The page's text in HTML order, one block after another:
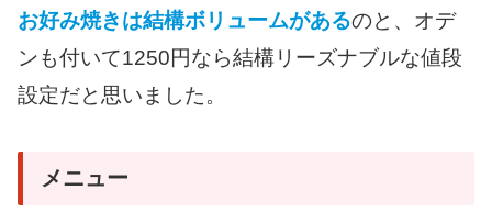
お好み焼きは結構ボリュームがあるのと、オデ
ンも付いて1250円なら結構リーズナブルな値段
設定だと思いました。
メニュー